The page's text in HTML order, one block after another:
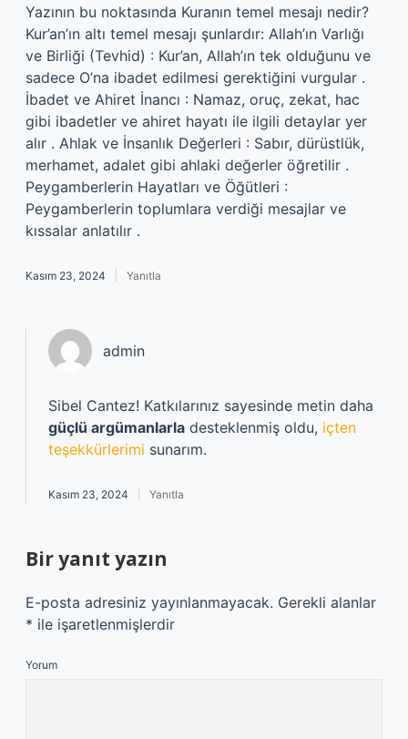
Yazının bu noktasında Kuranın temel mesajı nedir?
Kur’an’ın altı temel mesajı şunlardır: Allah’ın Varlığı
ve Birliği (Tevhid) : Kur’an, Allah’ın tek olduğunu ve
sadece O’na ibadet edilmesi gerektiğini vurgular .
İbadet ve Ahiret İnancı : Namaz, oruç, zekat, hac
gibi ibadetler ve ahiret hayatı ile ilgili detaylar yer
alır . Ahlak ve İnsanlık Değerleri : Sabır, dürüstlük,
merhamet, adalet gibi ahlaki değerler öğretilir .
Peygamberlerin Hayatları ve Öğütleri :
Peygamberlerin toplumlara verdiği mesajlar ve
kıssalar anlatılır .
Kasım 23, 2024 Yanıtla
admin
Sibel Cantez! Katkılarınız sayesinde metin daha
güçlü argümanlarla desteklenmiş oldu, içten
teşekkürlerimi sunarım.
Kasım 23, 2024 Yanıtla
Bir yanıt yazın
E-posta adresiniz yayınlanmayacak. Gerekli alanlar
* ile işaretlenmişlerdir
Yorum